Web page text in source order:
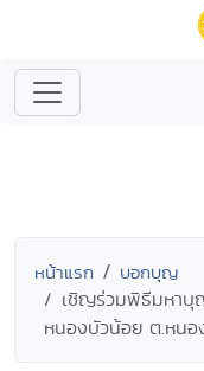
หน้าแรก บอกบุญ
เชิญร่วมพิธีมหาบุ
หนองบัวน้อย ต.หนอ